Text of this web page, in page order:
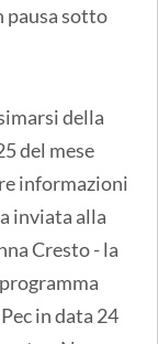
pausa sotto
della
del mese
informazioni
inviata alla
Cresto - la
in data 24